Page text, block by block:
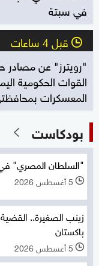
في سبتة
l قبل 4 ساعات
القوات الحكومية
المعسكرات
بودكاست
"السلطان المصري" في
l 5 أغسطس 2026
زينب الصغيرة..
باكستان
l 5 أغسطس 2026